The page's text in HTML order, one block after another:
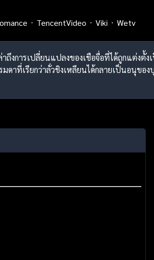
TencentVideo Viki Wetv
ถึงการเปลี่ยนแปลงของเชือจื่อที่ได้ถูกแต่งตั้
ดาที่เรียกว่าลั่วชิงเหลียนได้กลายเป็นอนุข